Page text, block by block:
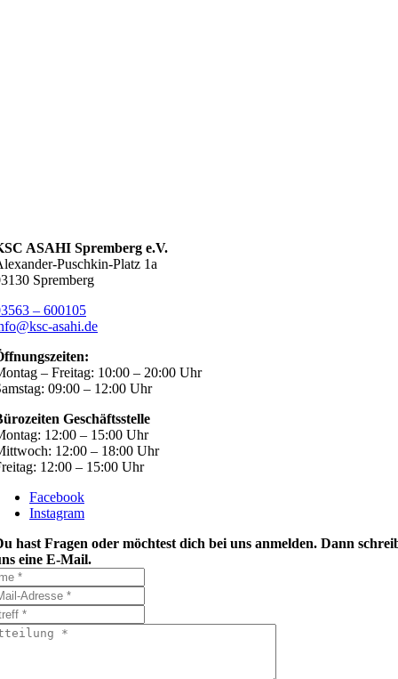
ASAHI Spremberg e.V.
Puschkin-Platz 1a
Spremberg
– 600105
asahi.de
– Freitag: 10:00 – 20:00 Uhr
09:00 – 12:00 Uhr
Geschäftsstelle
12:00 – 15:00 Uhr
12:00 – 18:00 Uhr
12:00 – 15:00 Uhr
Facebook
Instagram
hast Fragen oder möchtest dich bei uns anmelden. Dann
eine E-Mail.